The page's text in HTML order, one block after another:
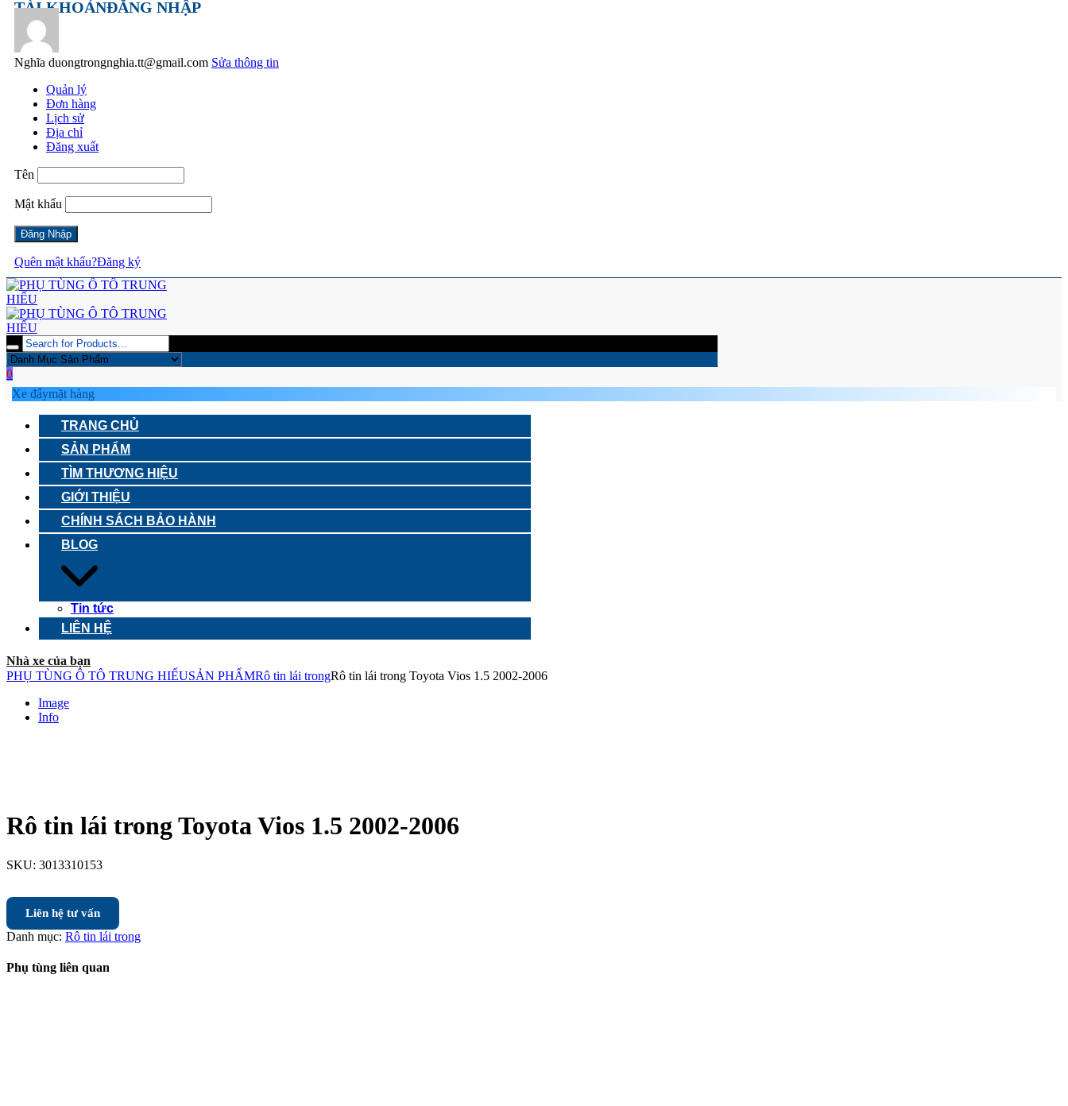
TÀI KHOẢNĐĂNG NHẬP
Nghĩa duongtrongnghia.tt@gmail.com Sửa thông tin
Quản lý
Đơn hàng
Lịch sử
Địa chỉ
Đăng xuất
Tên
Mật khẩu
Quên mật khẩu?Đăng ký
0
Xe đẩymặt hàng
TRANG CHỦ
SẢN PHẨM
TÌM THƯƠNG HIỆU
GIỚI THIỆU
CHÍNH SÁCH BẢO HÀNH
BLOG
Tin tức
LIÊN HỆ
Nhà xe của bạn
PHỤ TÙNG Ô TÔ TRUNG HIẾUSẢN PHẨMRô tin lái trongRô tin lái trong Toyota Vios 1.5 2002-2006
Image
Info
Rô tin lái trong Toyota Vios 1.5 2002-2006
SKU: 3013310153
Liên hệ tư vấn
Danh mục: Rô tin lái trong
Phụ tùng liên quan